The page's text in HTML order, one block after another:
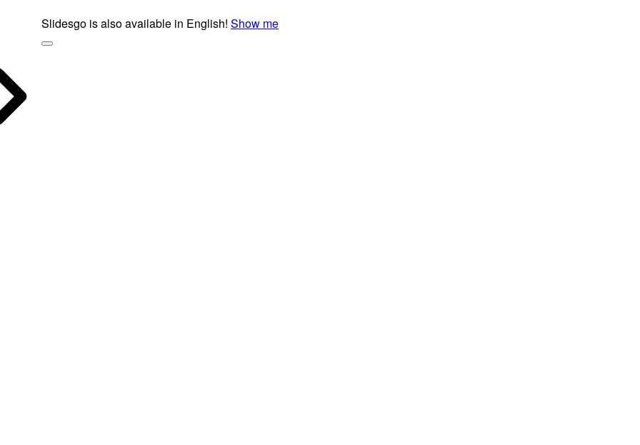
Slidesgo is also available in English! Show me